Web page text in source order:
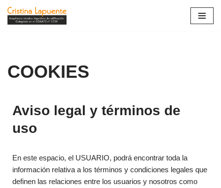
Saltar
COOKIES
Aviso legal y términos de
uso
En este espacio, el USUARIO, podrá encontrar toda la
información relativa a los términos y condiciones legales que
definen las relaciones entre los usuarios y nosotros como